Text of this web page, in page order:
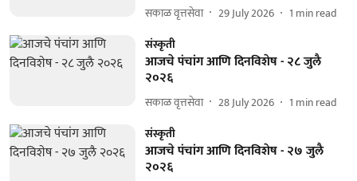
सकाळ वृत्तसेवा 29 July 2026 1 min read
संस्कृती
आजचे पंचांग आणि दिनविशेष - २८ जुलै
२०२६
सकाळ वृत्तसेवा 28 July 2026 1 min read
संस्कृती
आजचे पंचांग आणि दिनविशेष - २७ जुलै
२०२६